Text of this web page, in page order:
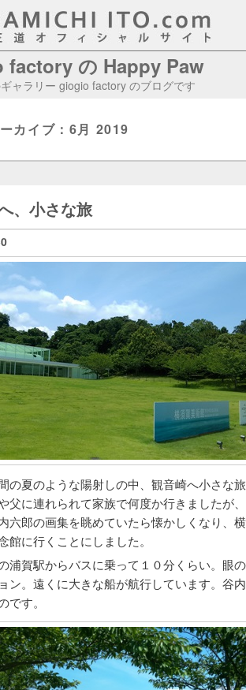
factory の Happy Paw
ャラリー giogio factory のブログです
カイブ： 6月 2019
、小さな旅
の夏のような陽射しの中、観音崎へ小さな
父に連れられて家族で何度か行きましたが
六郎の画集を眺めていたら懐かしくなり、
館に行くことにしました。
浦賀駅からバスに乗って１０分くらい。眼
ン。遠くに大きな船が航行しています。谷
です。